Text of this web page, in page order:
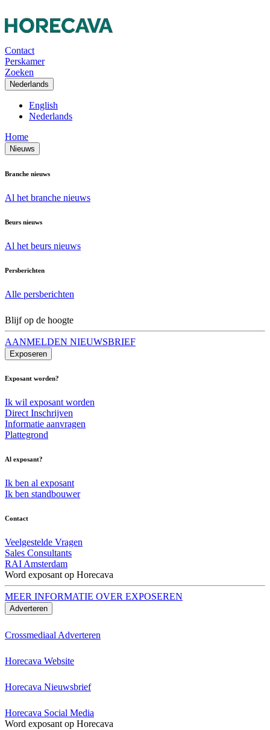
Contact
Perskamer
Zoeken
Nederlands
English
Nederlands
Home
Nieuws
Branche nieuws
Al het branche nieuws
Beurs nieuws
Al het beurs nieuws
Persberichten
Alle persberichten
Blijf op de hoogte
AANMELDEN NIEUWSBRIEF
Exposeren
Exposant worden?
Ik wil exposant worden
Direct Inschrijven
Informatie aanvragen
Plattegrond
Al exposant?
Ik ben al exposant
Ik ben standbouwer
Contact
Veelgestelde Vragen
Sales Consultants
RAI Amsterdam
Word exposant op Horecava
MEER INFORMATIE OVER EXPOSEREN
Adverteren
Crossmediaal Adverteren
Horecava Website
Horecava Nieuwsbrief
Horecava Social Media
Word exposant op Horecava